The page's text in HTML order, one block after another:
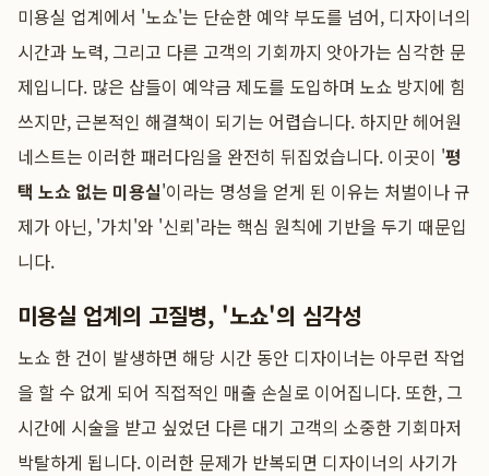
미용실 업계에서 '노쇼'는 단순한 예약 부도를 넘어, 디자이너의
시간과 노력, 그리고 다른 고객의 기회까지 앗아가는 심각한 문
제입니다. 많은 샵들이 예약금 제도를 도입하며 노쇼 방지에 힘
쓰지만, 근본적인 해결책이 되기는 어렵습니다. 하지만 헤어원
네스트는 이러한 패러다임을 완전히 뒤집었습니다. 이곳이 '평
택 노쇼 없는 미용실'이라는 명성을 얻게 된 이유는 처벌이나 규
제가 아닌, '가치'와 '신뢰'라는 핵심 원칙에 기반을 두기 때문입
니다.
미용실 업계의 고질병, '노쇼'의 심각성
노쇼 한 건이 발생하면 해당 시간 동안 디자이너는 아무런 작업
을 할 수 없게 되어 직접적인 매출 손실로 이어집니다. 또한, 그
시간에 시술을 받고 싶었던 다른 대기 고객의 소중한 기회마저
박탈하게 됩니다. 이러한 문제가 반복되면 디자이너의 사기가